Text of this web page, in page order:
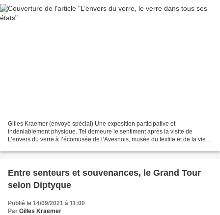
Gilles Kraemer (envoyé spécial) Une exposition participative et
indéniablement physique. Tel demeure le sentiment après la visite de
L’envers du verre à l’écomusée de l’Avesnois, musée du textile et de la vie
Entre senteurs et souvenances, le Grand Tour
selon Diptyque
Publié le 14/09/2021 à 11:00
Par Gilles Kraemer